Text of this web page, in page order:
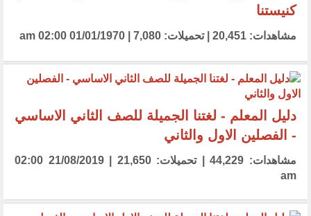
كنيستنا
مشاهدات: 20,451 | تحميلات: 7,080 | 01/01/1970 02:00 am
دليل المعلم - لغتنا الجميلة للصف الثاني الاساسي
- الفصلين الاول والثاني
مشاهدات: 44,229 | تحميلات: 21,650 | 21/08/2019 02:00
am